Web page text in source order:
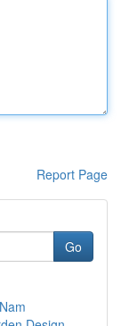
Report Page
Go